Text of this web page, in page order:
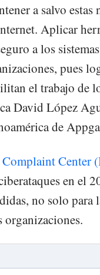
a salvo estas
Aplicar
a los
pues
el trabajo de
David López
de
Center
en el
no solo para